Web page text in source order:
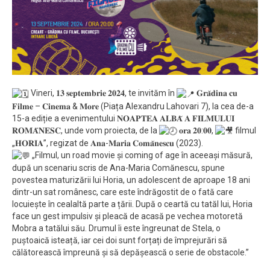
Vineri, 𝟏𝟑 𝐬𝐞𝐩𝐭𝐞𝐦𝐛𝐫𝐢𝐞 𝟐𝟎𝟐𝟒, te invităm în
𝐆𝐫𝐚̆𝐝𝐢𝐧𝐚 𝐜𝐮
𝐅𝐢𝐥𝐦𝐞 – 𝐂𝐢𝐧𝐞𝐦𝐚 & 𝐌𝐨𝐫𝐞 (Piața Alexandru Lahovari 7), la cea de-a
15-a ediție a evenimentului 𝐍𝐎𝐀𝐏𝐓𝐄𝐀 𝐀𝐋𝐁𝐀̆ 𝐀 𝐅𝐈𝐋𝐌𝐔𝐋𝐔𝐈
𝐑𝐎𝐌𝐀̂𝐍𝐄𝐒𝐂, unde vom proiecta, de la
𝐨𝐫𝐚 𝟐𝟎:𝟎𝟎,
filmul
„𝐇𝐎𝐑𝐈𝐀”, regizat de 𝐀𝐧𝐚-𝐌𝐚𝐫𝐢𝐚 𝐂𝐨𝐦𝐚̆𝐧𝐞𝐬𝐜𝐮 (2023).
„Filmul, un road movie și coming of age în aceeași măsură,
după un scenariu scris de Ana-Maria Comănescu, spune
povestea maturizării lui Horia, un adolescent de aproape 18 ani
dintr-un sat românesc, care este îndrăgostit de o fată care
locuiește în cealaltă parte a țării. După o ceartă cu tatăl lui, Horia
face un gest impulsiv și pleacă de acasă pe vechea motoretă
Mobra a tatălui său. Drumul îi este îngreunat de Stela, o
puștoaică isteață, iar cei doi sunt forțați de împrejurări să
călătorească împreună și să depășească o serie de obstacole.”